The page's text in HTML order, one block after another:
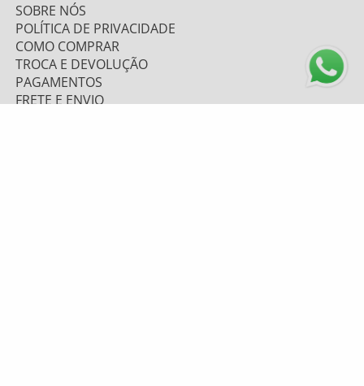
SOBRE NÓS
POLÍTICA DE PRIVACIDADE
COMO COMPRAR
TROCA E DEVOLUÇÃO
PAGAMENTOS
FRETE E ENVIO